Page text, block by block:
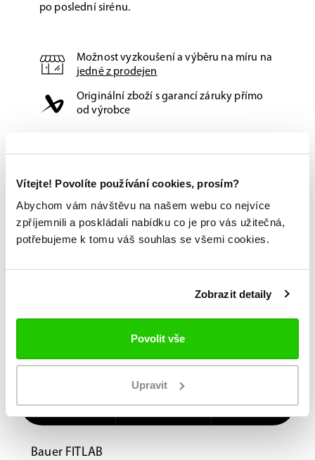
Vítejte! Povolíte používání cookies, prosím?
Abychom vám návštěvu na našem webu co nejvíce
zpříjemnili a poskládali nabídku co je pro vás užitečná,
potřebujeme k tomu váš souhlas se všemi cookies.
Zobrazit detaily
Povolit vše
Upravit
po poslední sirénu.
Možnost vyzkoušení a výběru na míru na
jedné z prodejen
Originální zboží s garancí záruky přímo
od výrobce
Bauer FITLAB